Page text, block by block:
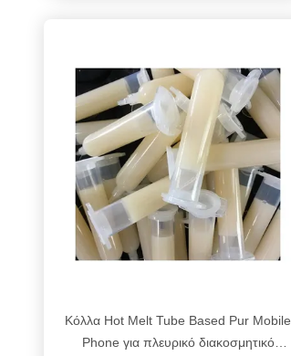
Κόλλα Hot Melt Tube Based Pur Mobile
Phone για πλευρικό διακοσμητικό